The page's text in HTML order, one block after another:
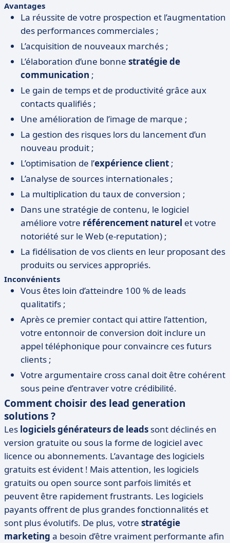
Avantages
La réussite de votre prospection et l’augmentation
des performances commerciales ;
L’acquisition de nouveaux marchés ;
L’élaboration d’une bonne stratégie de
communication ;
Le gain de temps et de productivité grâce aux
contacts qualifiés ;
Une amélioration de l’image de marque ;
La gestion des risques lors du lancement d’un
nouveau produit ;
L’optimisation de l’expérience client ;
L’analyse de sources internationales ;
La multiplication du taux de conversion ;
Dans une stratégie de contenu, le logiciel
améliore votre référencement naturel et votre
notoriété sur le Web (e-reputation) ;
La fidélisation de vos clients en leur proposant des
produits ou services appropriés.
Inconvénients
Vous êtes loin d’atteindre 100 % de leads
qualitatifs ;
Après ce premier contact qui attire l’attention,
votre entonnoir de conversion doit inclure un
appel téléphonique pour convaincre ces futurs
clients ;
Votre argumentaire cross canal doit être cohérent
sous peine d’entraver votre crédibilité.
Comment choisir des lead generation
solutions ?
Les logiciels générateurs de leads sont déclinés en
version gratuite ou sous la forme de logiciel avec
licence ou abonnements. L’avantage des logiciels
gratuits est évident ! Mais attention, les logiciels
gratuits ou open source sont parfois limités et
peuvent être rapidement frustrants. Les logiciels
payants offrent de plus grandes fonctionnalités et
sont plus évolutifs. De plus, votre stratégie
marketing a besoin d’être vraiment performante afin